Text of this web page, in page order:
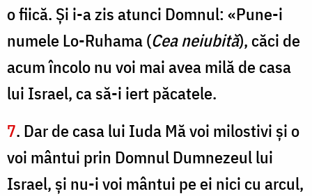
o fiică. Şi i-a zis atunci Domnul: «Pune-i
numele Lo-Ruhama (Cea neiubită), căci de
acum încolo nu voi mai avea milă de casa
lui Israel, ca să-i iert păcatele.
7. Dar de casa lui Iuda Mă voi milostivi şi o
voi mântui prin Domnul Dumnezeul lui
Israel, şi nu-i voi mântui pe ei nici cu arcul,